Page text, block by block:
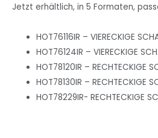
Jetzt erhältlich, in 5 Formaten,
HOT76116IR – VIERECKIGE
HOT76124IR – VIERECKIGE
HOT78120IR – RECHTECKIGE
HOT78130IR – RECHTECKIGE
HOT78229IR- RECHTECKIGE